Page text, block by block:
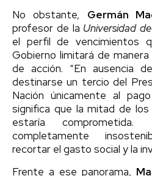
No obstante, Germán
profesor de la Universidad
el perfil de vencimientos
Gobierno limitará de
de acción. “En ausencia
destinarse un tercio del
Nación únicamente al
significa que la mitad de
estaría
completamente
recortar el gasto social y la
Frente a ese panorama,